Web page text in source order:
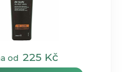
od225 Kč